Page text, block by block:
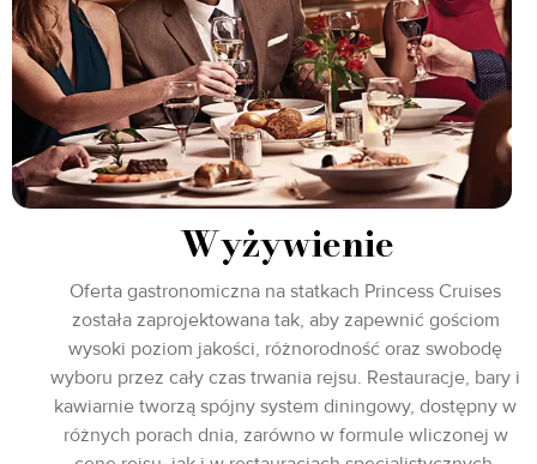
Wyżywienie
Oferta gastronomiczna na statkach Princess Cruises
została zaprojektowana tak, aby zapewnić gościom
wysoki poziom jakości, różnorodność oraz swobodę
wyboru przez cały czas trwania rejsu. Restauracje, bary i
kawiarnie tworzą spójny system diningowy, dostępny w
różnych porach dnia, zarówno w formule wliczonej w